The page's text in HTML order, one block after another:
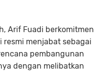
Arif Fuadi berkomitmen
resmi menjabat sebagai
pembangunan
dengan melibatkan